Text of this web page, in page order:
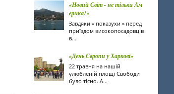
«Новий Світ - не тільки Ам
ерика!»
Завдяки « показухи » перед
приїздом високопосадовців
в...
«День Європи у Харкові»
22 травня на нашій
улюбленій площі Свободи
було тісно. А...